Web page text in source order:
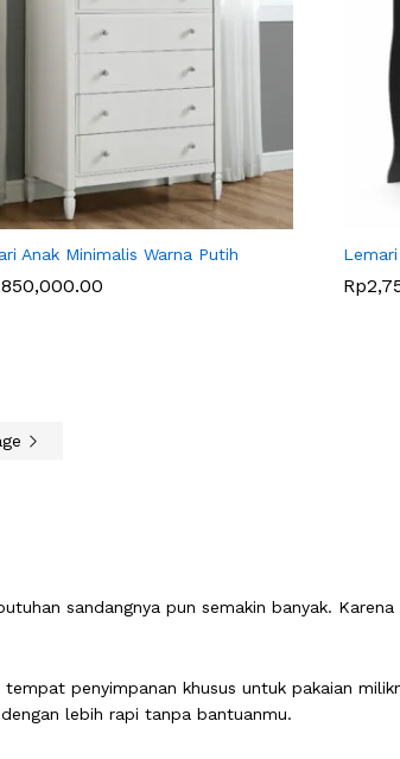
Anak Minimalis Warna Putih
Rp
Rp
sandangnya pun semakin banyak.
penyimpanan khusus untuk pakaian
lebih rapi tanpa bantuanmu.